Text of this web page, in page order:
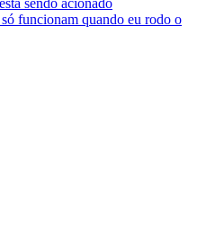
sendo acionado
funcionam quando eu rodo o